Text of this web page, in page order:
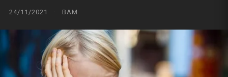
24/11/2021 · BAM